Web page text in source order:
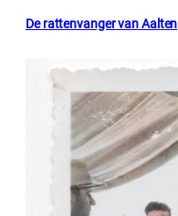
De rattenvanger van Aalten